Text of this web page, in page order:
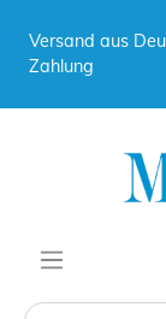
Versand aus
Zahlung